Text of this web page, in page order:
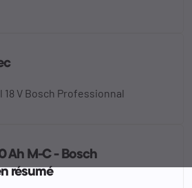
V Bosch Professionnal
Ah M-C - Bosch
résumé